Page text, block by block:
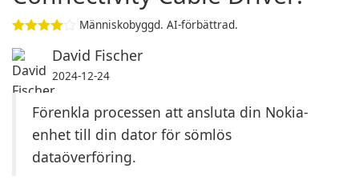
Människobyggd. AI-förbättrad.
David Fischer
2024-12-24
Förenkla processen att ansluta din Nokia-
enhet till din dator för sömlös
dataöverföring.